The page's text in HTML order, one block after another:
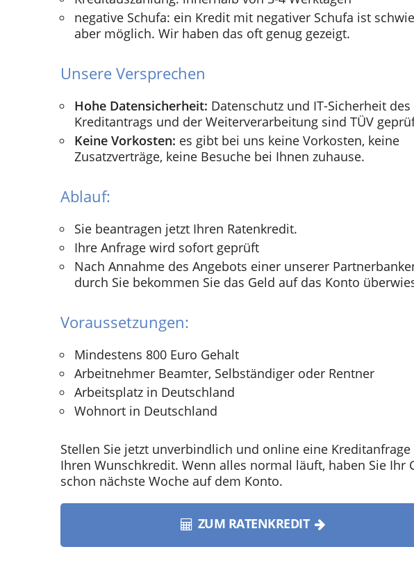
negative Schufa: ein Kredit mit negativer Schufa ist
aber möglich. Wir haben das oft genug gezeigt.
Unsere Versprechen
Hohe Datensicherheit: Datenschutz und IT-Sicherheit des
Kreditantrags und der Weiterverarbeitung sind TÜV
Keine Vorkosten: es gibt bei uns keine Vorkosten, keine
Zusatzverträge, keine Besuche bei Ihnen zuhause.
Ablauf:
Sie beantragen jetzt Ihren Ratenkredit.
Ihre Anfrage wird sofort geprüft
Nach Annahme des Angebots einer unserer
durch Sie bekommen Sie das Geld auf das Konto
Voraussetzungen:
Mindestens 800 Euro Gehalt
Arbeitnehmer Beamter, Selbständiger oder Rentner
Arbeitsplatz in Deutschland
Wohnort in Deutschland
Stellen Sie jetzt unverbindlich und online eine
Ihren Wunschkredit. Wenn alles normal läuft, haben Sie Ihr
schon nächste Woche auf dem Konto.
ZUM RATENKREDIT